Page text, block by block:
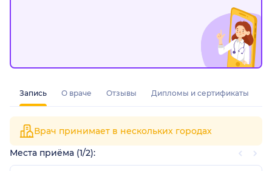
Запись О враче Отзывы Дипломы и сертификаты
Врач принимает в нескольких городах
Места приёма (1/2):